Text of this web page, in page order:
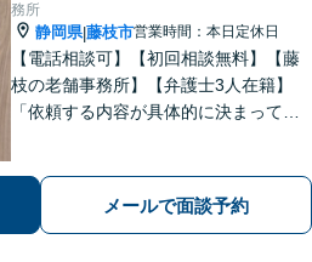
務所
静岡県|藤枝市営業時間：本日定休日
【電話相談可】【初回相談無料】【藤
枝の老舗事務所】【弁護士3人在籍】
「依頼する内容が具体的に決まってい
い。相続遺言、離婚問題、交通事故、
借金問題、債権回収など【夜間休日応
メールで面談予約